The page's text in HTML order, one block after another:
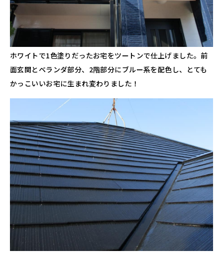
ホワイトで1色塗りだったお宅をツートンで仕上げました。前
面玄関とベランダ部分、2階部分にブルー系を配色し、とても
かっこいいお宅に生まれ変わりました！